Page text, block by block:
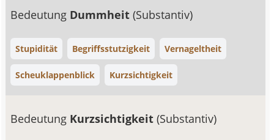
Bedeutung Dummheit(Substantiv)
Stupidität Begriffsstutzigkeit Vernageltheit
Scheuklappenblick Kurzsichtigkeit
Bedeutung Kurzsichtigkeit(Substantiv)